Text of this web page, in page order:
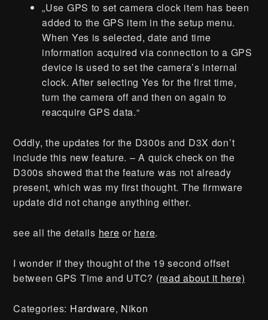
„Use GPS to set camera clock item has been
added to the GPS item in the setup menu.
When Yes is selected, date and time
information acquired via connection to a GPS
device is used to set the camera’s internal
clock. After selecting Yes for the first time,
turn the camera off and then on again to
reacquire GPS data.“
Oddly, the updates for the D300s and D3X don’t
include this new feature. – A quick check on the
D300s showed that the feature was not already
present, which was my first thought. The firmware
update did not change anything either.
see all the details here or here.
I wonder if they thought of the 19 second offset
between GPS Time and UTC? (read about it here)
Categories: Hardware, Nikon
Presse